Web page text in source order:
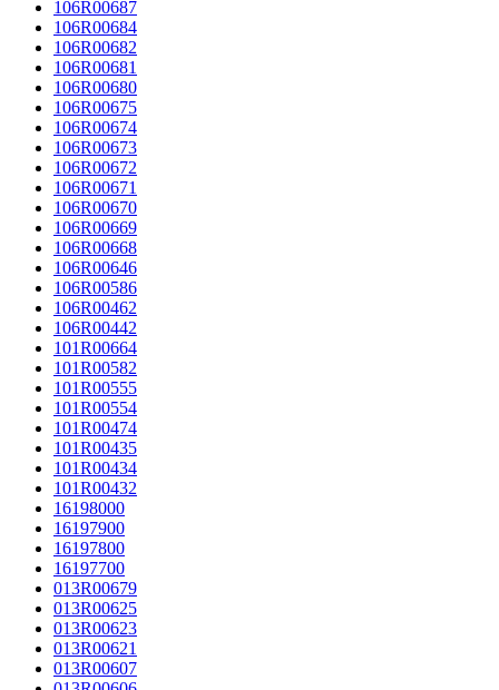
106R00687
106R00684
106R00682
106R00681
106R00680
106R00675
106R00674
106R00673
106R00672
106R00671
106R00670
106R00669
106R00668
106R00646
106R00586
106R00462
106R00442
101R00664
101R00582
101R00555
101R00554
101R00474
101R00435
101R00434
101R00432
16198000
16197900
16197800
16197700
013R00679
013R00625
013R00623
013R00621
013R00607